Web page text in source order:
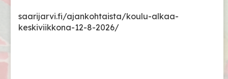
saarijarvi.fi/ajankohtaista/koulu-alkaa-
keskiviikkona-12-8-2026/